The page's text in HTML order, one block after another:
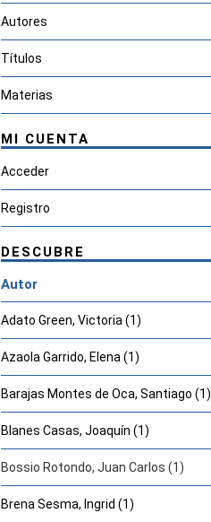
Autores
Títulos
Materias
MI CUENTA
Acceder
Registro
DESCUBRE
Autor
Adato Green, Victoria (1)
Azaola Garrido, Elena (1)
Barajas Montes de Oca, Santiago (1)
Blanes Casas, Joaquín (1)
Bossio Rotondo, Juan Carlos (1)
Brena Sesma, Ingrid (1)